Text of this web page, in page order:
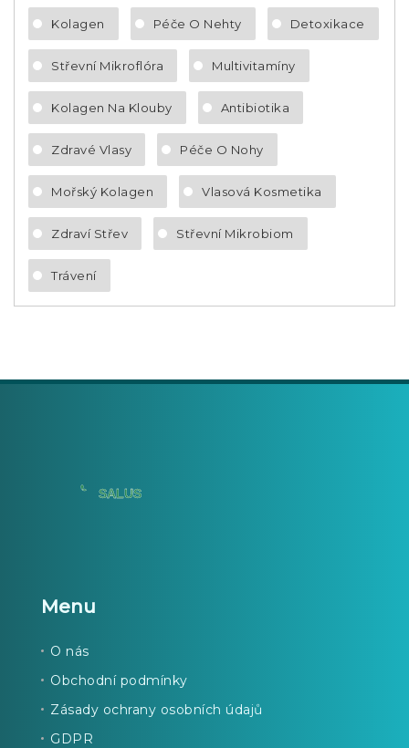
Kolagen Péče O Nehty Detoxikace
Střevní Mikroflóra Multivitamíny
Kolagen Na Klouby Antibiotika
Zdravé Vlasy Péče O Nohy
Mořský Kolagen Vlasová Kosmetika
Zdraví Střev Střevní Mikrobiom
Trávení
Menu
O nás
Obchodní podmínky
Zásady ochrany osobních údajů
GDPR